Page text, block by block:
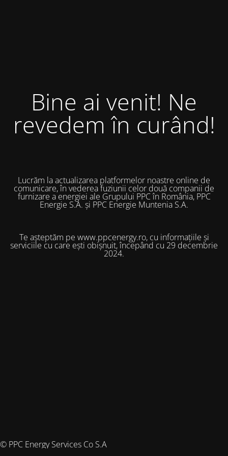
Bine ai venit! Ne
revedem în curând!
Lucrăm la actualizarea platformelor noastre online de
comunicare, în vederea fuziunii celor două companii de
furnizare a energiei ale Grupului PPC în România, PPC
Energie S.A. și PPC Energie Muntenia S.A.
Te așteptăm pe www.ppcenergy.ro, cu informațiile și
serviciile cu care ești obișnuit, începând cu 29 decembrie
2024.
© PPC Energy Services Co S.A